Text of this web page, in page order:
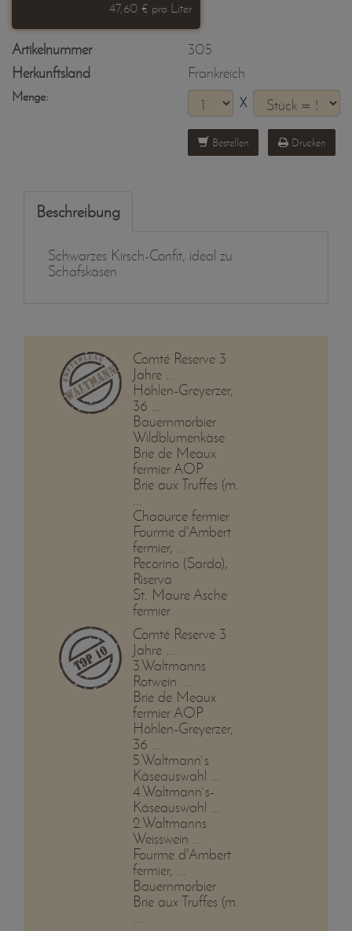
47,60 € pro Liter
Artikelnummer
305
Herkunftsland
Frankreich
Menge: X
Bestellen Drucken
Beschreibung
Schwarzes Kirsch-Confit, ideal zu
Schafskäsen
Comté Reserve 3
Jahre ...
Höhlen-Greyerzer,
36 ...
Bauernmorbier
Wildblumenkäse
Brie de Meaux
fermier AOP
Brie aux Truffes (m.
...
Chaource fermier
Fourme d'Ambert
fermier, ...
Pecorino (Sardo),
Riserva
St. Maure Asche
fermier
Comté Reserve 3
Jahre ...
3.Waltmanns
Rotwein ...
Brie de Meaux
fermier AOP
Höhlen-Greyerzer,
36 ...
5.Waltmann`s
Käseauswahl ...
4.Waltmann`s-
Käseauswahl ...
2.Waltmanns
Weisswein ...
Fourme d'Ambert
fermier, ...
Bauernmorbier
Brie aux Truffes (m.
...